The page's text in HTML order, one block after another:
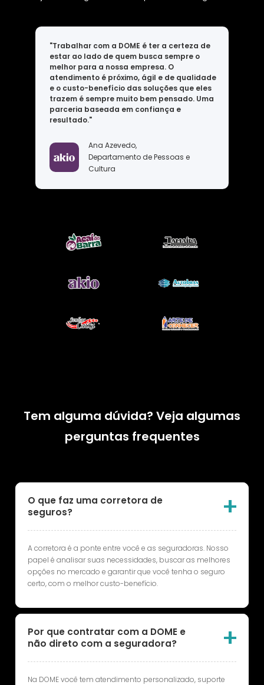
"Trabalhar com a DOME é ter a certeza de
estar ao lado de quem busca sempre o
melhor para a nossa empresa. O
atendimento é próximo, ágil e de qualidade
e o custo-benefício das soluções que eles
trazem é sempre muito bem pensado. Uma
parceria baseada em confiança e
resultado."
Ana Azevedo,
Departamento de Pessoas e
Cultura
Tem alguma dúvida? Veja algumas
perguntas frequentes
O que faz uma corretora de
seguros?
A corretora é a ponte entre você e as seguradoras. Nosso
papel é analisar suas necessidades, buscar as melhores
opções no mercado e garantir que você tenha o seguro
certo, com o melhor custo-benefício.
Por que contratar com a DOME e
não direto com a seguradora?
Na DOME você tem atendimento personalizado, suporte